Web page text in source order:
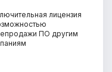
лицензия
ПО другим